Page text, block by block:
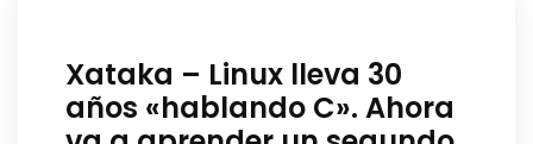
Xataka – Linux lleva 30
años «hablando C». Ahora